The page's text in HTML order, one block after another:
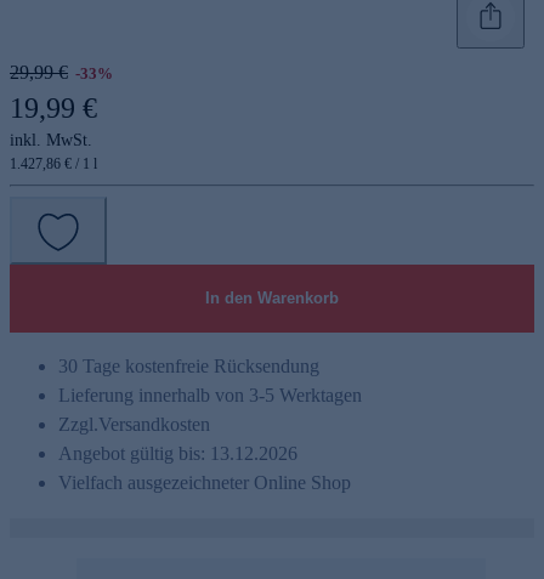
29,99 € -33%
19,99 €
inkl. MwSt.
1.427,86 € / 1 l
In den Warenkorb
30 Tage kostenfreie Rücksendung
Lieferung innerhalb von 3-5 Werktagen
Zzgl.Versandkosten
Angebot gültig bis: 13.12.2026
Vielfach ausgezeichneter Online Shop